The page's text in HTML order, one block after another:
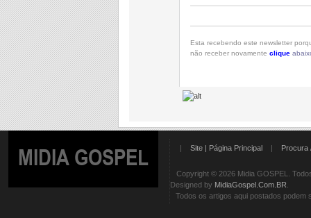
Esta recebendo este newsletter
não receber novamenteclique
MIDIA GOSPEL | Site | Página Principal | Procura
Copyright © 2026 Midia GOSPEL.
Designed by MidiaGospel.Com.BR
Todos os artigos aqui postados podem